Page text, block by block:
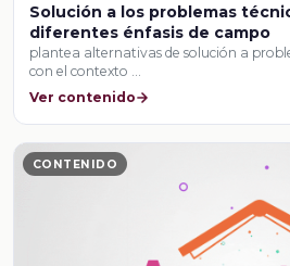
Solución a los problemas
diferentes énfasis de campo
plantea alternativas de solución a
con el contexto …
Ver contenido
CONTENIDO